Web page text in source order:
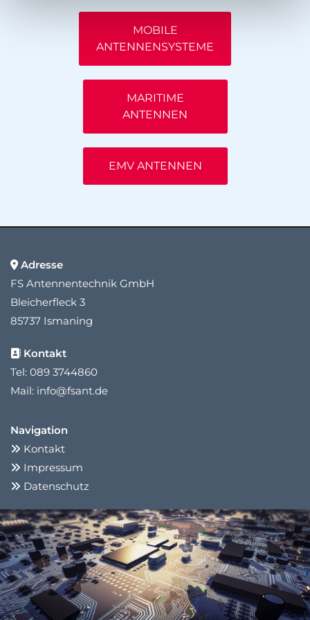
MOBILE
ANTENNENSYSTEME
MARITIME
ANTENNEN
EMV ANTENNEN
Adresse
FS Antennentechnik GmbH
Bleicherfleck 3
85737 Ismaning
 Kontakt
Tel: 089 3744860
Mail: info@fsant.de
Navigation
 Kontakt
 Impressum
 Datenschutz